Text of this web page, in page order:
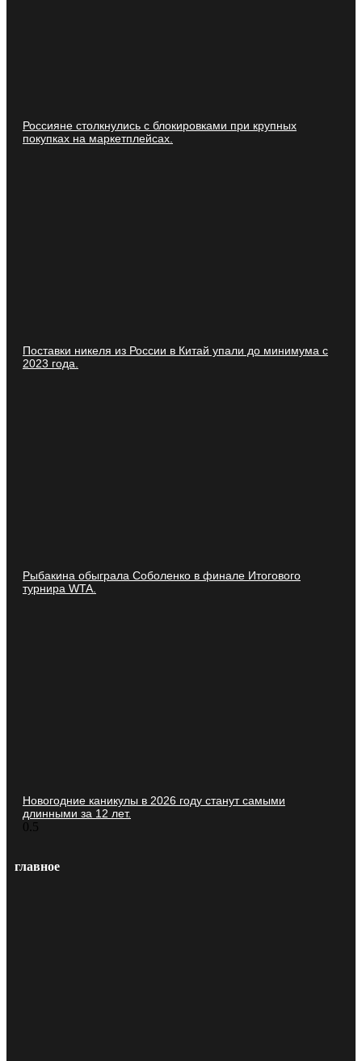
Россияне столкнулись с блокировками при крупных
покупках на маркетплейсах.
Поставки никеля из России в Китай упали до минимума с
2023 года.
Рыбакина обыграла Соболенко в финале Итогового
турнира WTA.
Новогодние каникулы в 2026 году станут самыми
длинными за 12 лет.
главное